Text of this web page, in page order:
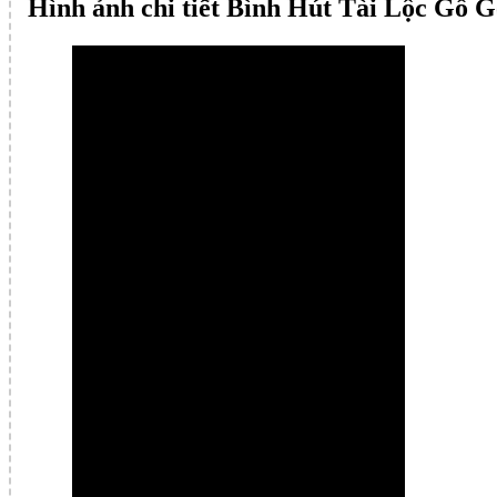
Hình ảnh chi tiết Bình Hút Tài Lộc Gỗ